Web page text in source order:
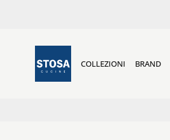
COLLEZIONI BRAND